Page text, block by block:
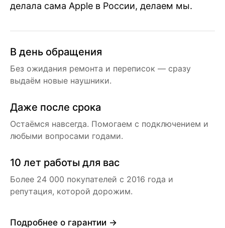
делала сама Apple в России, делаем мы.
В день обращения
Без ожидания ремонта и переписок — сразу
выдаём новые наушники.
Даже после срока
Остаёмся навсегда. Помогаем с подключением и
любыми вопросами годами.
10 лет работы для вас
Более 24 000 покупателей с 2016 года и
репутация, которой дорожим.
Подробнее о гарантии →